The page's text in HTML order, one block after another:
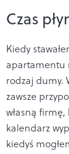
Czas
Kiedy
apartamentu
rodzaj dumy.
zawsze
własną
kalendarz
kiedyś